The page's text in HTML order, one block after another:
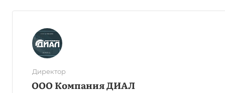
Директор
ООО Компания ДИАЛ